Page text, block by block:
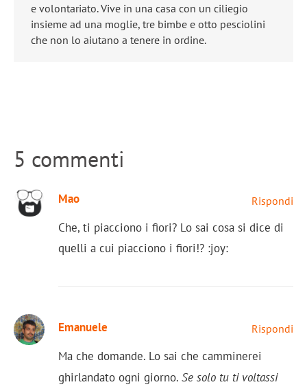
e volontariato. Vive in una casa con un ciliegio
insieme ad una moglie, tre bimbe e otto pesciolini
che non lo aiutano a tenere in ordine.
5 commenti
Mao Rispondi
Che, ti piacciono i fiori? Lo sai cosa si dice di
quelli a cui piacciono i fiori!? :joy:
Emanuele Rispondi
Ma che domande. Lo sai che camminerei
ghirlandato ogni giorno. Se solo tu ti voltassi